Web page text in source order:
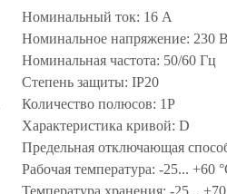
Номинальный ток: 16 А
Номинальное напряжение: 230 В
Номинальная частота: 50/60 Гц
Степень защиты: IP20
Количество полюсов: 1P
Характеристика кривой: D
Предельная отключающая
Рабочая температура: -25... +60
Температура хранения: -25... +70